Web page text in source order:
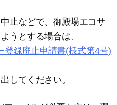
止などで、御殿場エコサ
うとする場合は、
登録廃止申請書(様式第4号)
してください。